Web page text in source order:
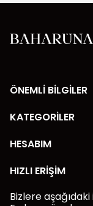
ÖNEMLİ BİLGİLER
KATEGORİLER
HESABIM
HIZLI ERİŞİM
Bizlere